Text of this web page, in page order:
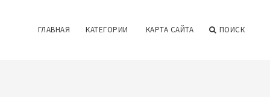
ГЛАВНАЯ КАТЕГОРИИ КАРТА САЙТА ПОИСК